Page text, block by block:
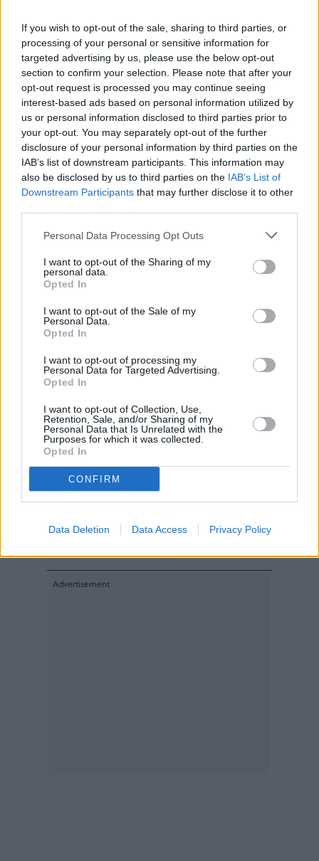
If you wish to opt-out of the sale, sharing to third parties, or
processing of your personal or sensitive information for
targeted advertising by us, please use the below opt-out
section to confirm your selection. Please note that after your
opt-out request is processed you may continue seeing
interest-based ads based on personal information utilized by
us or personal information disclosed to third parties prior to
your opt-out. You may separately opt-out of the further
disclosure of your personal information by third parties on the
IAB’s list of downstream participants. This information may
also be disclosed by us to third parties on the IAB’s List of
Downstream Participants that may further disclose it to other
Personal Data Processing Opt Outs
I want to opt-out of the Sharing of my
personal data.
Opted In
I want to opt-out of the Sale of my
Personal Data.
Opted In
I want to opt-out of processing my
Personal Data for Targeted Advertising.
Opted In
I want to opt-out of Collection, Use,
Retention, Sale, and/or Sharing of my
Personal Data that Is Unrelated with the
Purposes for which it was collected.
Opted In
CONFIRM
Data Deletion Data Access Privacy Policy
Διαβάστε επίσης:
Τραγωδία στην Ηλιούπολη: Κατέληξε και η
δεύτερη 17χρονη – Η ανακοίνωση του ΚΑΤ
Ιωάννης Μπούγας: «Η ψηφιακή Δικαιοσύνη
είναι προϋπόθεση διαφάνειας, λογοδοσίας
και ανάπτυξης
Ίμια: Ψαράδες καταγγέλλουν ότι η τουρκική
ακτοφυλακή τους απείλησε με πυροβόλο